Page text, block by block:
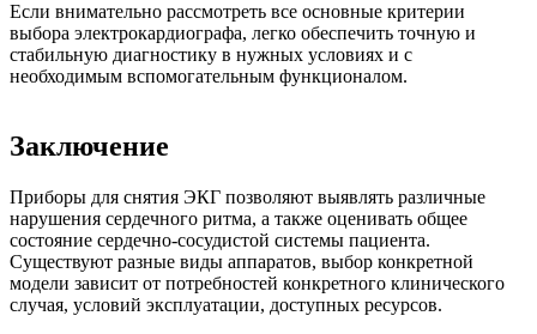
Если внимательно рассмотреть все основные критерии
выбора электрокардиографа, легко обеспечить точную и
стабильную диагностику в нужных условиях и с
необходимым вспомогательным функционалом.
Заключение
Приборы для снятия ЭКГ позволяют выявлять различные
нарушения сердечного ритма, а также оценивать общее
состояние сердечно-сосудистой системы пациента.
Существуют разные виды аппаратов, выбор конкретной
модели зависит от потребностей конкретного клинического
случая, условий эксплуатации, доступных ресурсов.